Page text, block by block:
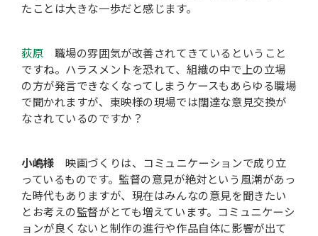
たことは大きな一歩だと感じます。
荻原 職場の雰囲気が改善されてきているということ
ですね。ハラスメントを恐れて、組織の中で上の立場
の方が発言できなくなってしまうケースもあらゆる職場
で聞かれますが、東映様の現場では闊達な意見交換が
なされているのですか？
小嶋様映画づくりは、コミュニケーションで成り立
っているものです。監督の意見が絶対という風潮があっ
た時代もありますが、現在はみんなの意見を聞きたい
とお考えの監督がとても増えています。コミュニケーシ
ョンが良くないと制作の進行や作品自体に影響が出て